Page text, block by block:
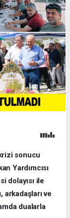
sonucu
Yardımcısı
dolayısı ile
arkadaşları ve
dualarla